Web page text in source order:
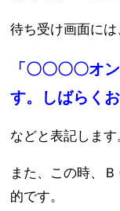
待ち受け画面には
「〇〇〇〇オ
す。しばらく
などと表記します
また、この時、
的です。